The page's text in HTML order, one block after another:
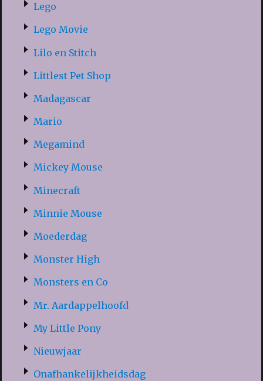
Lego
Lego Movie
Lilo en Stitch
Littlest Pet Shop
Madagascar
Mario
Megamind
Mickey Mouse
Minecraft
Minnie Mouse
Moederdag
Monster High
Monsters en Co
Mr. Aardappelhoofd
My Little Pony
Nieuwjaar
Onafhankelijkheidsdag